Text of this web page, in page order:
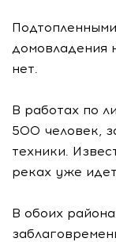
домовладения
нет.
В работах по
500 человек,
техники.
реках уже
В обоих